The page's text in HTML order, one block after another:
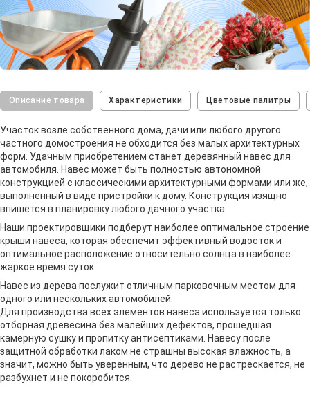
Описание товара Характеристики Цветовые палитры
Участок возле собственного дома, дачи или любого другого
частного домостроения не обходится без малых архитектурных
форм. Удачным приобретением станет деревянный навес для
автомобиля. Навес может быть полностью автономной
конструкцией с классическими архитектурными формами или же,
выполненный в виде пристройки к дому. Конструкция изящно
впишется в планировку любого дачного участка.
Наши проектировщики подберут наиболее оптимальное строение
крыши навеса, которая обеспечит эффективный водосток и
оптимальное расположение относительно солнца в наиболее
жаркое время суток.
Навес из дерева послужит отличным парковочным местом для
одного или нескольких автомобилей.
Для производства всех элементов навеса используется только
отборная древесина без малейших дефектов, прошедшая
камерную сушку и пропитку антисептиками. Навесу после
защитной обработки лаком не страшны высокая влажность, а
значит, можно быть уверенным, что дерево не растрескается, не
разбухнет и не покоробится.